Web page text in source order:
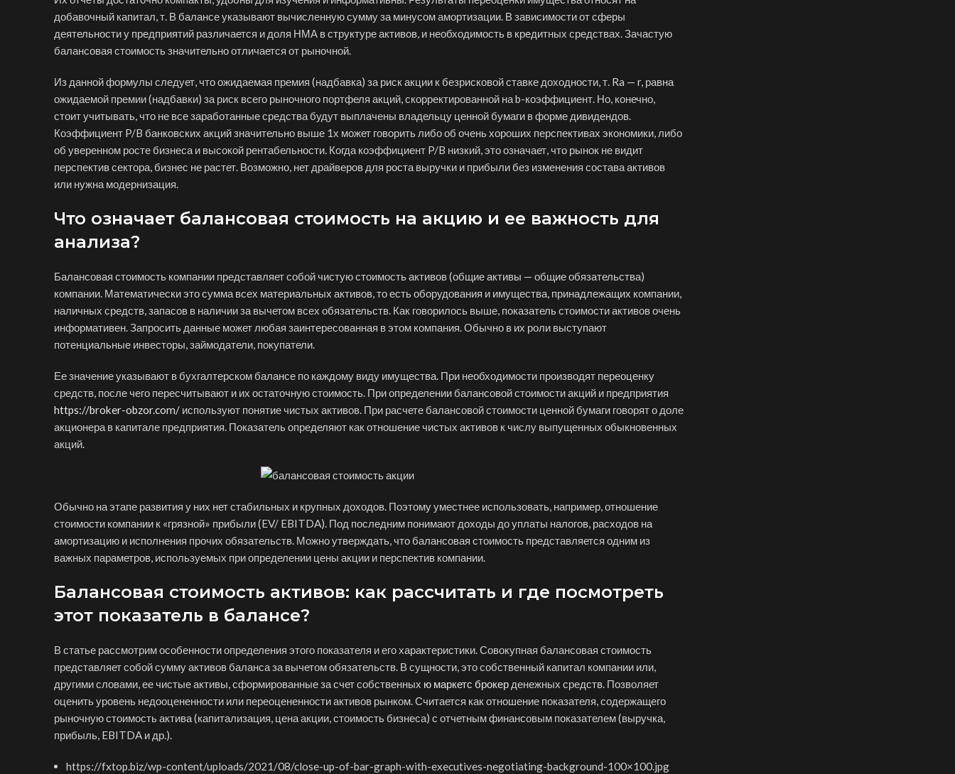
добавочный капитал, т. В балансе указывают вычисленную сумму за минусом амортизации. В зависимости от сферы
деятельности у предприятий различается и доля НМА в структуре активов, и необходимость в кредитных средствах. Зачастую
балансовая стоимость значительно отличается от рыночной.
Из данной формулы следует, что ожидаемая премия (надбавка) за риск акции к безрисковой ставке доходности, т. Ra — r, равна
ожидаемой премии (надбавки) за риск всего рыночного портфеля акций, скорректированной на b-коэффициент. Но, конечно,
стоит учитывать, что не все заработанные средства будут выплачены владельцу ценной бумаги в форме дивидендов.
Коэффициент P/B банковских акций значительно выше 1х может говорить либо об очень хороших перспективах экономики, либо
об уверенном росте бизнеса и высокой рентабельности. Когда коэффициент P/B низкий, это означает, что рынок не видит
перспектив сектора, бизнес не растет. Возможно, нет драйверов для роста выручки и прибыли без изменения состава активов
или нужна модернизация.
Что означает балансовая стоимость на акцию и ее важность для
анализа?
Балансовая стоимость компании представляет собой чистую стоимость активов (общие активы — общие обязательства)
компании. Математически это сумма всех материальных активов, то есть оборудования и имущества, принадлежащих компании,
наличных средств, запасов в наличии за вычетом всех обязательств. Как говорилось выше, показатель стоимости активов очень
информативен. Запросить данные может любая заинтересованная в этом компания. Обычно в их роли выступают
потенциальные инвесторы, займодатели, покупатели.
Ее значение указывают в бухгалтерском балансе по каждому виду имущества. При необходимости производят переоценку
средств, после чего пересчитывают и их остаточную стоимость. При определении балансовой стоимости акций и предприятия
https://broker-obzor.com/ используют понятие чистых активов. При расчете балансовой стоимости ценной бумаги говорят о доле
акционера в капитале предприятия. Показатель определяют как отношение чистых активов к числу выпущенных обыкновенных
акций.
Обычно на этапе развития у них нет стабильных и крупных доходов. Поэтому уместнее использовать, например, отношение
стоимости компании к «грязной» прибыли (EV/ EBITDA). Под последним понимают доходы до уплаты налогов, расходов на
амортизацию и исполнения прочих обязательств. Можно утверждать, что балансовая стоимость представляется одним из
важных параметров, используемых при определении цены акции и перспектив компании.
Балансовая стоимость активов: как рассчитать и где посмотреть
этот показатель в балансе?
В статье рассмотрим особенности определения этого показателя и его характеристики. Совокупная балансовая стоимость
представляет собой сумму активов баланса за вычетом обязательств. В сущности, это собственный капитал компании или,
другими словами, ее чистые активы, сформированные за счет собственных ю маркетс брокер денежных средств. Позволяет
оценить уровень недооцененности или переоцененности активов рынком. Считается как отношение показателя, содержащего
рыночную стоимость актива (капитализация, цена акции, стоимость бизнеса) с отчетным финансовым показателем (выручка,
прибыль, EBITDA и др.).
https://fxtop.biz/wp-content/uploads/2021/08/close-up-of-bar-graph-with-executives-negotiating-background-100×100.jpg